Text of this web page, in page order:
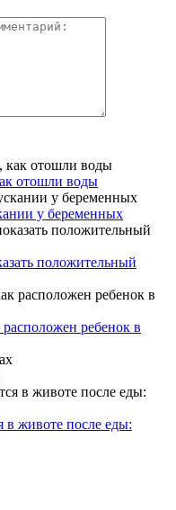
отошли воды
у беременных
положительный
ребенок в
в животе после еды: